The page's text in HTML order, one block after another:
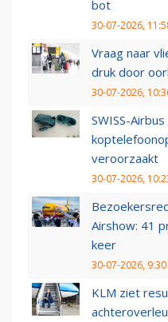
bot
30-07-2026,
Vraag naar
druk door
30-07-2026,
SWISS-
veroorzaakt
30-07-2026,
Airshow: 41
keer
30-07-2026, 9:30
KLM ziet